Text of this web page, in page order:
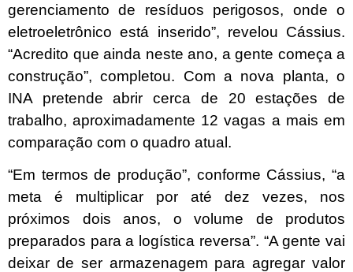
gerenciamento de resíduos perigosos, onde o
eletroeletrônico está inserido”, revelou Cássius.
“Acredito que ainda neste ano, a gente começa a
construção”, completou. Com a nova planta, o
INA pretende abrir cerca de 20 estações de
trabalho, aproximadamente 12 vagas a mais em
comparação com o quadro atual.
“Em termos de produção”, conforme Cássius, “a
meta é multiplicar por até dez vezes, nos
próximos dois anos, o volume de produtos
preparados para a logística reversa”. “A gente vai
deixar de ser armazenagem para agregar valor